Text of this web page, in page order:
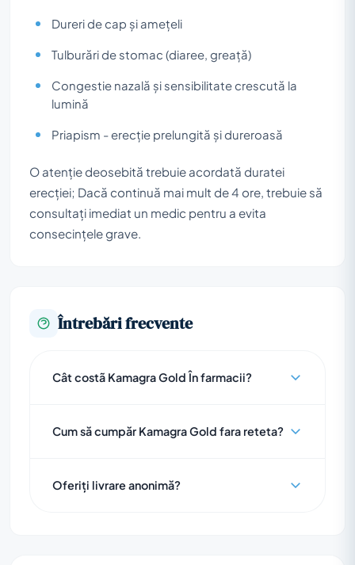
Dureri de cap și amețeli
Tulburări de stomac (diaree, greață)
Congestie nazală și sensibilitate crescută la
lumină
Priapism - erecție prelungită și dureroasă
O atenție deosebită trebuie acordată duratei
erecției; Dacă continuă mai mult de 4 ore, trebuie să
consultați imediat un medic pentru a evita
consecințele grave.
Întrebări frecvente
Cât costã Kamagra Gold În farmacii?
Cum să cumpăr Kamagra Gold fara reteta?
Oferiți livrare anonimă?